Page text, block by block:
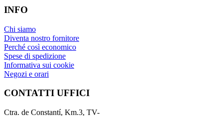
INFO
Chi siamo
Diventa nostro fornitore
Perché così economico
Spese di spedizione
Informativa sui cookie
Negozi e orari
CONTATTI UFFICI
Ctra. de Constantí, Km.3, TV-